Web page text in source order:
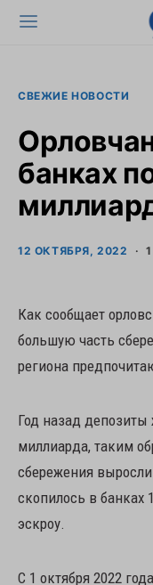
СВЕЖИЕ НОВОСТИ
банках
12 ОКТЯБРЯ, 2022
Как сообщает
большую часть
региона
Год назад депозиты
миллиарда, таким
сбережения
скопилось в банках
эскроу.
С 1 октября 2022